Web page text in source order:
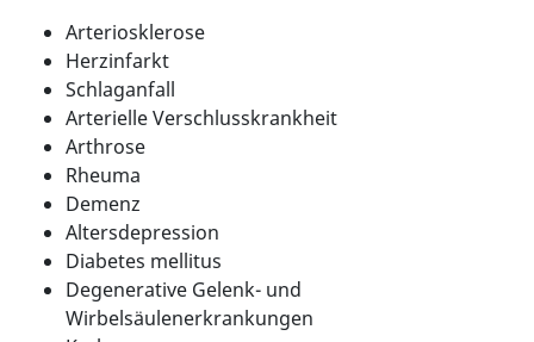
Arteriosklerose
Herzinfarkt
Schlaganfall
Arterielle Verschlusskrankheit
Arthrose
Rheuma
Demenz
Altersdepression
Diabetes mellitus
Degenerative Gelenk- und
Wirbelsäulenerkrankungen